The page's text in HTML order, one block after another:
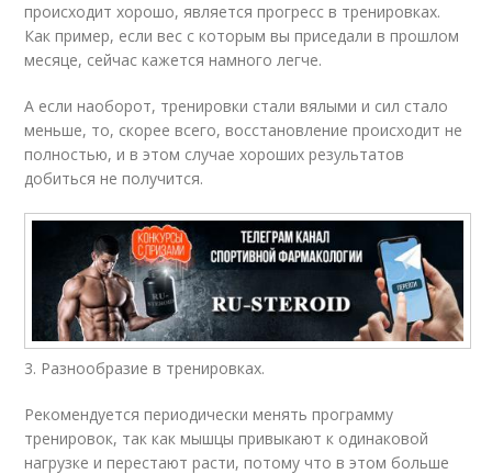
происходит хорошо, является прогресс в тренировках.
Как пример, если вес с которым вы приседали в прошлом
месяце, сейчас кажется намного легче.
А если наоборот, тренировки стали вялыми и сил стало
меньше, то, скорее всего, восстановление происходит не
полностью, и в этом случае хороших результатов
добиться не получится.
3. Разнообразие в тренировках.
Рекомендуется периодически менять программу
тренировок, так как мышцы привыкают к одинаковой
нагрузке и перестают расти, потому что в этом больше